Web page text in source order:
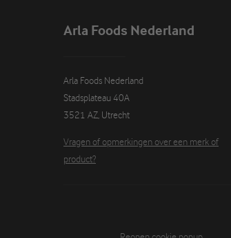
Arla Foods Nederland
Arla Foods Nederland
Stadsplateau 40A
3521 AZ, Utrecht
Vragen of opmerkingen over een merk of
product?